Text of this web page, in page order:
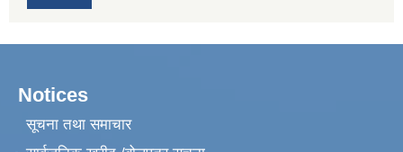
Notices
सूचना तथा समाचार